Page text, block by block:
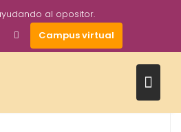
al opositor.
Campus virtualPrensa